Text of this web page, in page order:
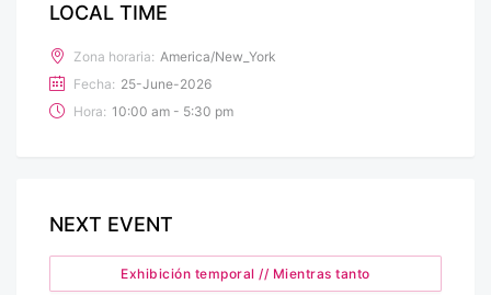
LOCAL TIME
Zona horaria: America/New_York
Fecha: 25-June-2026
Hora: 10:00 am - 5:30 pm
NEXT EVENT
Exhibición temporal // Mientras tanto